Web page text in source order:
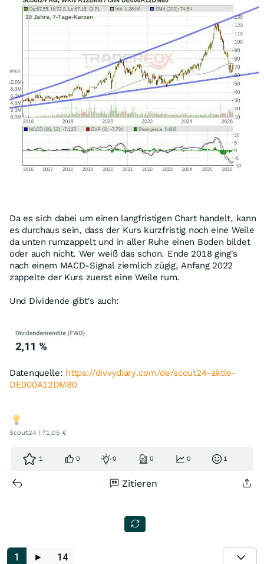
Da es sich dabei um einen langfristigen Chart handelt, kann
es durchaus sein, dass der Kurs kurzfristig noch eine Weile
da unten rumzappelt und in aller Ruhe einen Boden bildet
oder auch nicht. Wer weiß das schon. Ende 2018 ging's
nach einem MACD-Signal ziemlich zügig, Anfang 2022
zappelte der Kurs zuerst eine Weile rum.
Und Dividende gibt's auch:
Datenquelle: https://divvydiary.com/de/scout24-aktie-
DE000A12DM80
Scout24 | 71,05 €
1 0 0 0 0 1
Zitieren
1 ► 14